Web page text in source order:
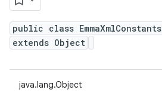
public class EmmaXmlConstants
extends Object
java.lang.Object